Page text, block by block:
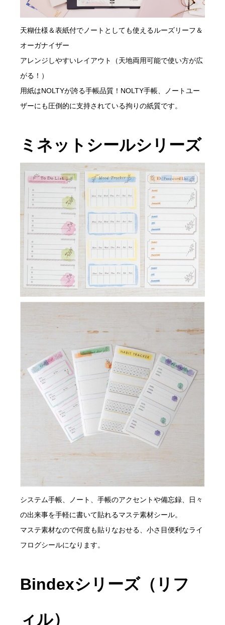
天糊仕様＆表紙付でノートとしても使えるルーズリーフ＆
オーガナイザー
アレンジしやすいレイアウト（天地両用可能で使い方が広
がる！）
用紙はNOLTYが誇る手帳品質！NOLTY手帳、ノートユー
ザーにも圧倒的に支持されている拘りの紙質です。
ミネットシールシリーズ
システム手帳、ノート、手帳のアクセントや備忘録、日々
の出来事を手軽に書いて貼れるマステ素材シール。
マステ素材なので何度も貼りなおせる、小さ目便利なライ
フログシールになります。
Bindexシリーズ（リフ
ィル）